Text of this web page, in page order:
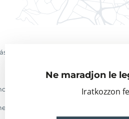
Ne maradjon le
Iratkozzon
& Elemzés
program